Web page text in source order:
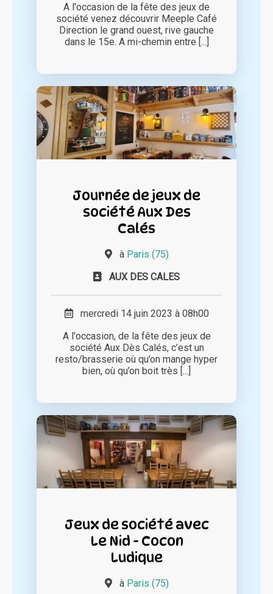
A l'occasion de la fête des jeux de
société venez découvrir Meeple Café
Direction le grand ouest, rive gauche
dans le 15e. A mi-chemin entre [...]
Journée de jeux de
société Aux Des
Calés
à Paris (75)
AUX DES CALES
mercredi 14 juin 2023 à 08h00
A l'occasion, de la fête des jeux de
société Aux Dès Calés, c’est un
resto/brasserie où qu’on mange hyper
bien, où qu’on boit très [...]
Jeux de société avec
Le Nid - Cocon
Ludique
à Paris (75)